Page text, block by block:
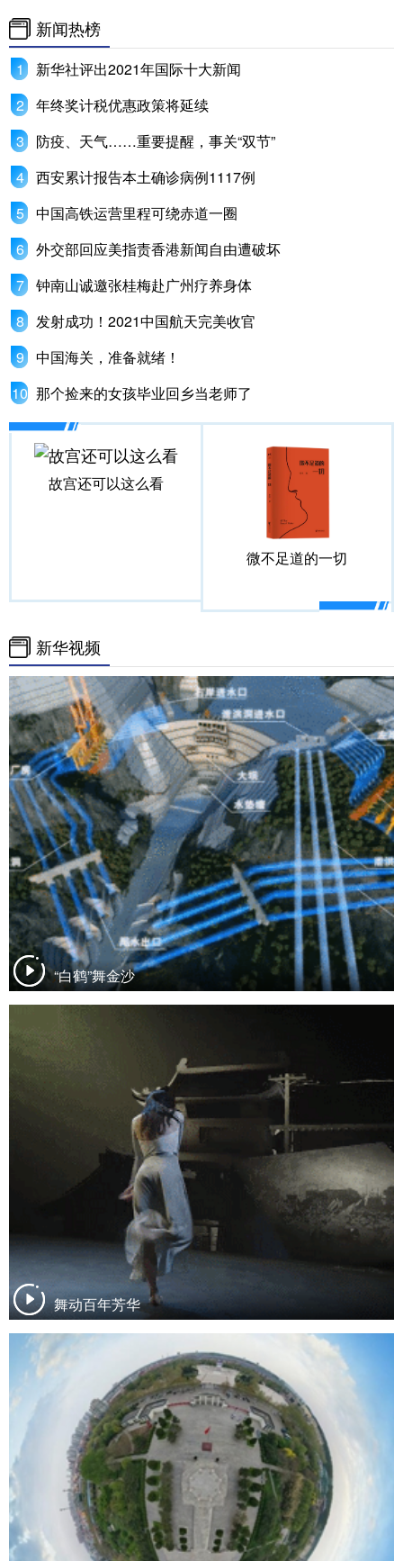
新闻热榜
新华社评出2021年国际十大新闻
年终奖计税优惠政策将延续
防疫、天气……重要提醒，事关“双节”
西安累计报告本土确诊病例1117例
中国高铁运营里程可绕赤道一圈
外交部回应美指责香港新闻自由遭破坏
钟南山诚邀张桂梅赴广州疗养身体
发射成功！2021中国航天完美收官
中国海关，准备就绪！
那个捡来的女孩毕业回乡当老师了
故宫还可以这么看
微不足道的一切
新华视频
“白鹤”舞金沙
舞动百年芳华